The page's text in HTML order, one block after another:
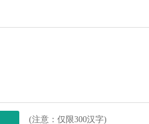
(注意：仅限300汉字)